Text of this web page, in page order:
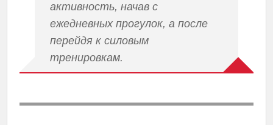
активность, начав с
ежедневных прогулок, а после
перейдя к силовым
тренировкам.